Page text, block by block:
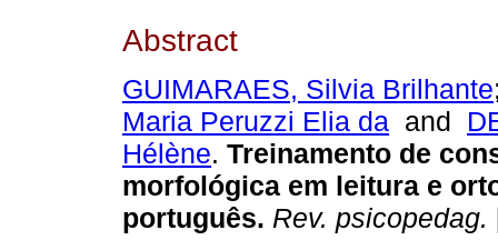
Abstract
GUIMARAES, Silvia Brilhante
Maria Peruzzi Elia da and
Hélène. Treinamento de
morfológica em leitura e
português. Rev. psicopedag.